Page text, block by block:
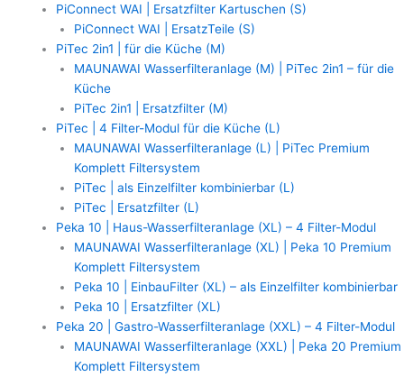
PiConnect WAI | Ersatzfilter Kartuschen (S)
PiConnect WAI | ErsatzTeile (S)
PiTec 2in1 | für die Küche (M)
MAUNAWAI Wasserfilteranlage (M) | PiTec 2in1 – für die
Küche
PiTec 2in1 | Ersatzfilter (M)
PiTec | 4 Filter-Modul für die Küche (L)
MAUNAWAI Wasserfilteranlage (L) | PiTec Premium
Komplett Filtersystem
PiTec | als Einzelfilter kombinierbar (L)
PiTec | Ersatzfilter (L)
Peka 10 | Haus-Wasserfilteranlage (XL) – 4 Filter-Modul
MAUNAWAI Wasserfilteranlage (XL) | Peka 10 Premium
Komplett Filtersystem
Peka 10 | EinbauFilter (XL) – als Einzelfilter kombinierbar
Peka 10 | Ersatzfilter (XL)
Peka 20 | Gastro-Wasserfilteranlage (XXL) – 4 Filter-Modul
MAUNAWAI Wasserfilteranlage (XXL) | Peka 20 Premium
Komplett Filtersystem